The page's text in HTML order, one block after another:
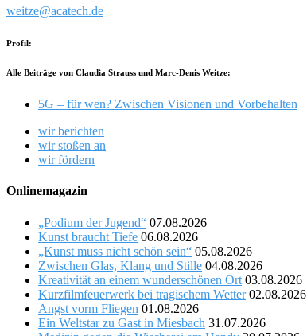
weitze@acatech.de
Profil:
Alle Beiträge von Claudia Strauss und Marc-Denis Weitze:
5G – für wen? Zwischen Visionen und Vorbehalten
wir berichten
wir stoßen an
wir fördern
Onlinemagazin
„Podium der Jugend“ 07.08.2026
Kunst braucht Tiefe 06.08.2026
„Kunst muss nicht schön sein“ 05.08.2026
Zwischen Glas, Klang und Stille 04.08.2026
Kreativität an einem wunderschönen Ort 03.08.2026
Kurzfilmfeuerwerk bei tragischem Wetter 02.08.2026
Angst vorm Fliegen 01.08.2026
Ein Weltstar zu Gast in Miesbach 31.07.2026